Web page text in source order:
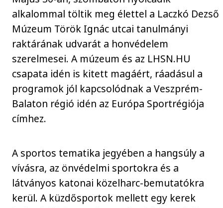
alkalommal töltik meg élettel a Laczkó Dezső
Múzeum Török Ignác utcai tanulmányi
raktárának udvarát a honvédelem
szerelmesei. A múzeum és az LHSN.HU
csapata idén is kitett magáért, ráadásul a
programok jól kapcsolódnak a Veszprém-
Balaton régió idén az Európa Sportrégiója
címhez.
A sportos tematika jegyében a hangsúly a
vívásra, az önvédelmi sportokra és a
látványos katonai közelharc-bemutatókra
kerül. A küzdősportok mellett egy kerek